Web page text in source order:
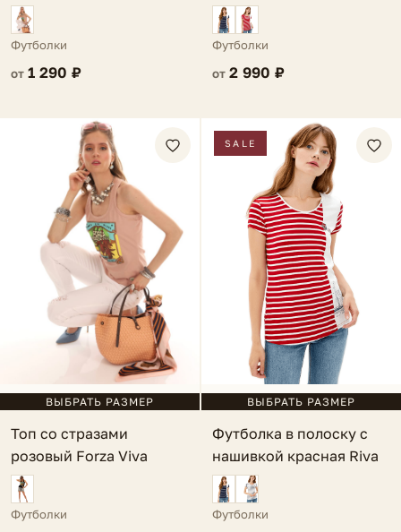
Футболки
от 1 290 ₽
Футболки
от 2 990 ₽
ВЫБРАТЬ РАЗМЕР
Топ со стразами
розовый Forza Viva
Футболки
SALE
ВЫБРАТЬ РАЗМЕР
Футболка в полоску с
нашивкой красная Riva
Футболки